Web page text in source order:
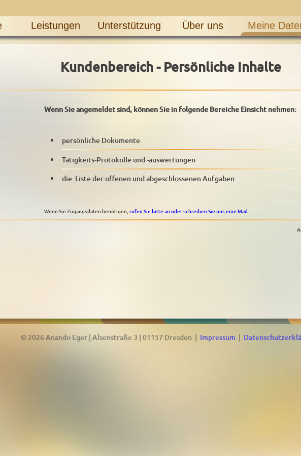
Leistungen Unterstützung Über uns Meine
Kundenbereich - Persönliche Inhalte
Wenn Sie angemeldet sind, können Sie in folgende Bereiche Einsicht nehmen:
persönliche Dokumente
Tätigkeits-Protokolle und -auswertungen
die Liste der offenen und abgeschlossenen Aufgaben
Wenn Sie Zugangsdaten benötigen, rufen Sie bitte an oder schreiben Sie uns eine Mail.
© 2026 Anando Eger | Alsenstraße 3 | 01157 Dresden | Impressum |